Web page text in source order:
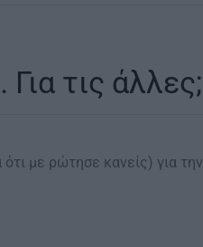
τις άλλες;
με ρώτησε κανείς) για την